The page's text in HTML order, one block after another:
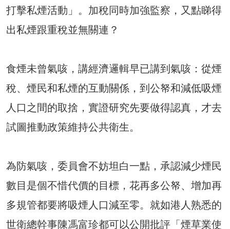
打擊私煙活動」。加稅同時加強監察，又點睇得
出私煙跟重稅並無關連？
食煙未曾氣咳，講經濟邏輯早已講到氣咳：從煙
稅、煙民和私煙的互動關係，到公帑和減低吸煙
人口之間的取捨，實證研究先要做得認真，才去
試圖推動政策維持公共衛生。
為防氣咳，委員會不妨坦白一點，承認減少煙民
數目是個不惜代價的目標，花再多公帑、增加再
多規管都要將吸煙人口減至零。就如港人熟悉的
世衛總幹事陳馮富珍都可以公開批評「煙草業使